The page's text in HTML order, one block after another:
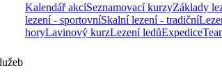
Kalendář akcíSeznamovací kurzyZáklady
lezení - sportovníSkalní lezení - tradiční
horyLavinový kurzLezení ledůExpedice